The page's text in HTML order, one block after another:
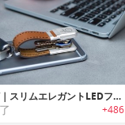
LINKEY｜スリムエレガントLEDフラッシュライト搭載キーオーガナイザー「リンキー」
+486